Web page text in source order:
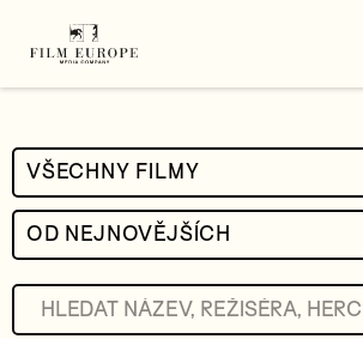
VŠECHNY FILMY
OD NEJNOVĚJŠÍCH